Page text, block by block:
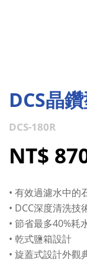
DCS晶
DCS-180R
NT$
• 有效過濾水中的
• DCC深度清洗技
• 節省最多40%耗
• 乾式鹽箱設計
• 旋蓋式設計外觀